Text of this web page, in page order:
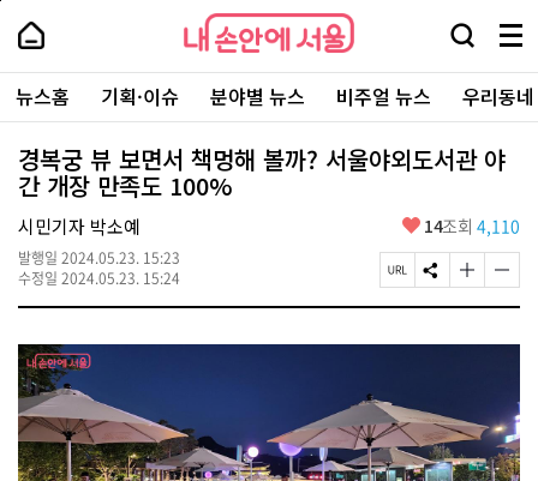
본
로
가
내
손
안
에
서
울
-
서
울
시
대
표
소
통
포
내
손
에
울
검
창
열
기
메
뉴
전
체
보
주
요
서
뉴스홈 기획·이슈 분야별 뉴스 비주얼 뉴스 우리동
경복궁 뷰 보면서 책멍해 볼까? 서울야외도서관 야
간 개장 만족도 100%
시민기자 박소예
발행일 2024.05.23. 15:23
수정일 2024.05.23. 15:24
좋
요
14조회 4,110
페
이
U
복
사
S
N
공
글
자
기
경
하
기
글
자
기
변
경
하
기
페
상
단
로